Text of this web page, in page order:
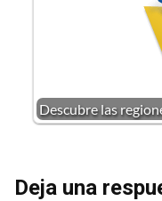
Descubre las
Deja una